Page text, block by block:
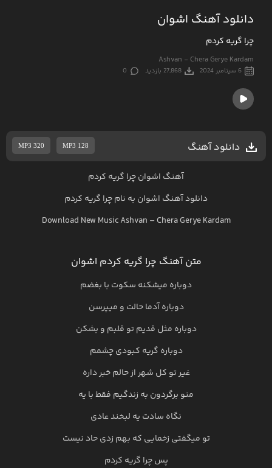
دانلود آهنگ اشوان
چرا گریه کردم
Ashvan - Chera Gerye Kardam
6 سپتامبر 2024 27,868 بازدید 0
دانلود آهنگ MP3 320 MP3 128
آهنگ اشوان چرا گریه کردم
دانلود آهنگ اشوان به نامچرا گریه کردم
Download New MusicAshvan –Chera Gerye Kardam
متن آهنگ چرا گریه کردم اشوان
دوباره میشکنه سکوت با بغضم
دوباره آدما حالت و میپرسن
دوباره مثل قدیم تو قلبم و بشکن
دوباره گریه کبودی چشمم
غیر تو کل شهر از حالم خبر داره
منو برگردون به زندگیم فقط با یه
نگاه سادت یه لبخند عادی
تو میگفتی زخمایی که بهم زدی حاد نیست
پس چرا گریه کردم